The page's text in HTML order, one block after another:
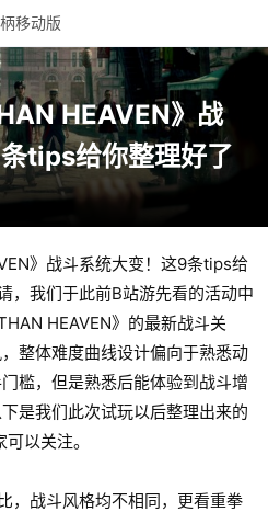
移动版
HEAVEN》战
tips给你整理好了
》战斗系统大变！这9条tips给
，我们于此前B站游先看的活动中
HEAVEN》的最新战斗关
整体难度曲线设计偏向于熟悉动
槛，但是熟悉后能体验到战斗增
是我们此次试玩以后整理出来的
以关注。
，战斗风格均不相同，更看重拳